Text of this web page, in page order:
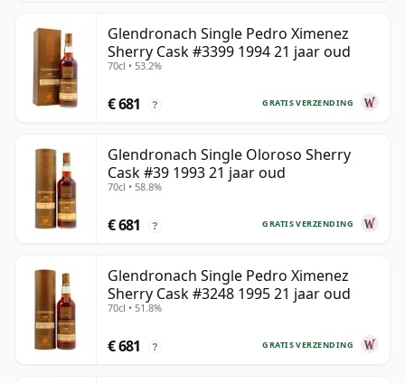
Glendronach Single Pedro Ximenez
Sherry Cask #3399 1994 21 jaar oud
70cl • 53.2%
GRATIS VERZENDING
€ 681 ?
Glendronach Single Oloroso Sherry
Cask #39 1993 21 jaar oud
70cl • 58.8%
GRATIS VERZENDING
€ 681 ?
Glendronach Single Pedro Ximenez
Sherry Cask #3248 1995 21 jaar oud
70cl • 51.8%
GRATIS VERZENDING
€ 681 ?